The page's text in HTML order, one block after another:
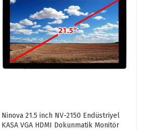
Ninova 21.5 inch NV-2150 Endüstriyel
KASA VGA HDMI Dokunmatik Monitör